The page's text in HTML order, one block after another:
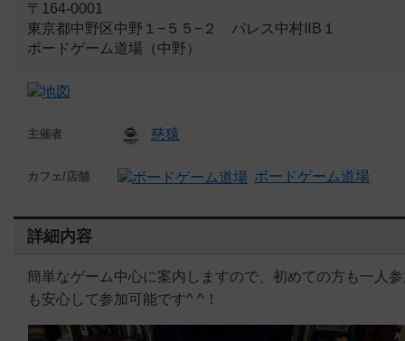
〒164-0001
東京都中野区中野１−５５−２ パレス中村ⅡB１
ボードゲーム道場（中野）
主催者 慈猿
カフェ/店舗 ボードゲーム道場
詳細内容
簡単なゲーム中心に案内しますので、初めての方も一人
も安心して参加可能です^ ^！